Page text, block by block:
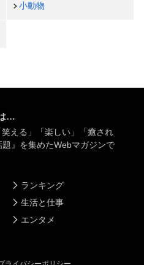
小動物
…
える」「楽しい」「癒され
』を集めたWebマガジンで
ランキング
生活と仕事
エンタメ